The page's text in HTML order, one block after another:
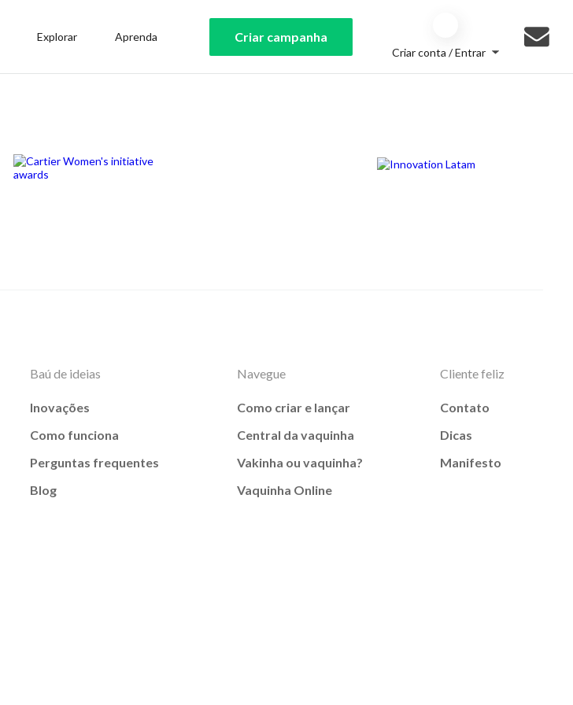
Explorar Aprenda Criar campanha
Criar conta / Entrar
Baú de ideias
Inovações
Como funciona
Perguntas frequentes
Blog
Navegue
Como criar e lançar
Central da vaquinha
Vakinha ou vaquinha?
Vaquinha Online
Cliente feliz
Contato
Dicas
Manifesto